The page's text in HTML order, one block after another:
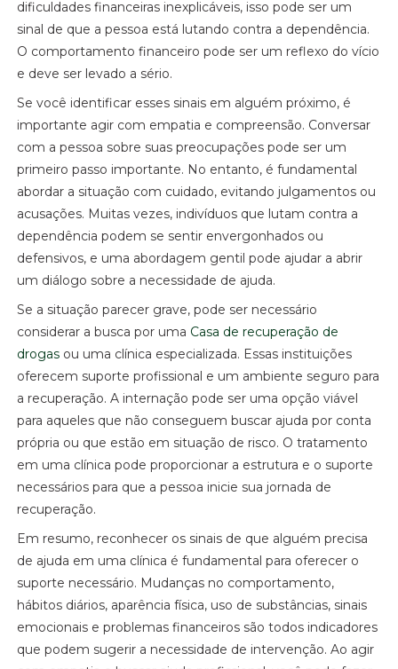
dificuldades financeiras inexplicáveis, isso pode ser um
sinal de que a pessoa está lutando contra a dependência.
O comportamento financeiro pode ser um reflexo do vício
e deve ser levado a sério.
Se você identificar esses sinais em alguém próximo, é
importante agir com empatia e compreensão. Conversar
com a pessoa sobre suas preocupações pode ser um
primeiro passo importante. No entanto, é fundamental
abordar a situação com cuidado, evitando julgamentos ou
acusações. Muitas vezes, indivíduos que lutam contra a
dependência podem se sentir envergonhados ou
defensivos, e uma abordagem gentil pode ajudar a abrir
um diálogo sobre a necessidade de ajuda.
Se a situação parecer grave, pode ser necessário
considerar a busca por uma Casa de recuperação de
drogas ou uma clínica especializada. Essas instituições
oferecem suporte profissional e um ambiente seguro para
a recuperação. A internação pode ser uma opção viável
para aqueles que não conseguem buscar ajuda por conta
própria ou que estão em situação de risco. O tratamento
em uma clínica pode proporcionar a estrutura e o suporte
necessários para que a pessoa inicie sua jornada de
recuperação.
Em resumo, reconhecer os sinais de que alguém precisa
de ajuda em uma clínica é fundamental para oferecer o
suporte necessário. Mudanças no comportamento,
hábitos diários, aparência física, uso de substâncias, sinais
emocionais e problemas financeiros são todos indicadores
que podem sugerir a necessidade de intervenção. Ao agir